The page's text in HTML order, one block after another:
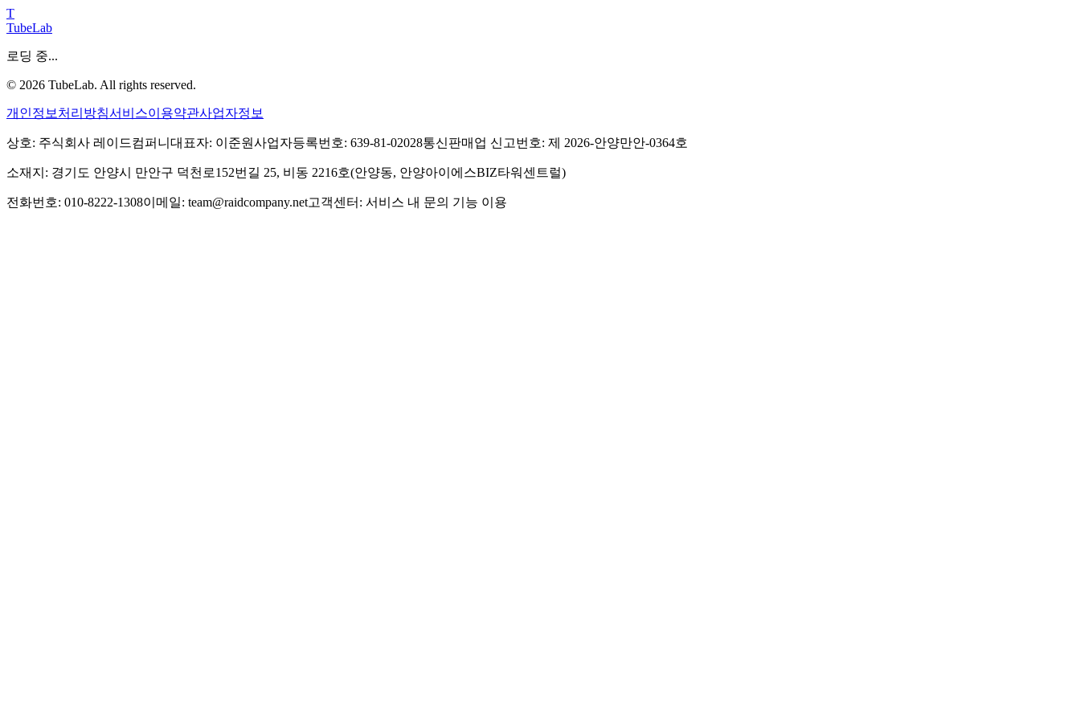
T
TubeLab
로딩 중...
© 2026 TubeLab. All rights reserved.
개인정보처리방침서비스이용약관사업자정보
상호: 주식회사 레이드컴퍼니 대표자: 이준원사업자등록번호: 639-81-02028통신판매업 신고번호: 제 2026-안양만안-0364호
소재지: 경기도 안양시 만안구 덕천로152번길 25, 비동 2216호(안양동, 안양아이에스BIZ타워센트럴)
전화번호: 010-8222-1308이메일: team@raidcompany.net고객센터: 서비스 내 문의 기능 이용